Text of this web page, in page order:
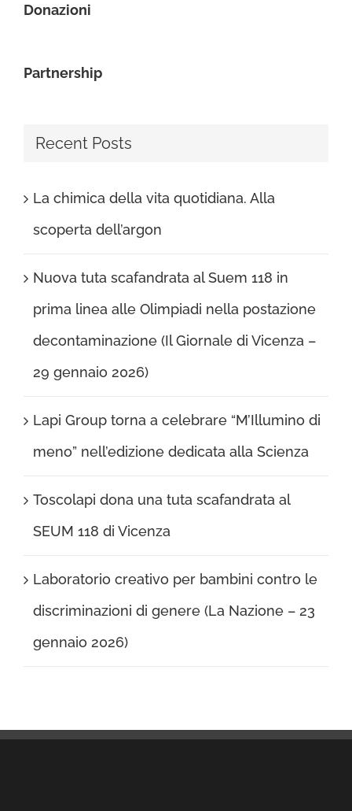
Donazioni
Partnership
Recent Posts
La chimica della vita quotidiana. Alla
scoperta dell’argon
Nuova tuta scafandrata al Suem 118 in
prima linea alle Olimpiadi nella postazione
decontaminazione (Il Giornale di Vicenza –
29 gennaio 2026)
Lapi Group torna a celebrare “M’Illumino di
meno” nell’edizione dedicata alla Scienza
Toscolapi dona una tuta scafandrata al
SEUM 118 di Vicenza
Laboratorio creativo per bambini contro le
discriminazioni di genere (La Nazione – 23
gennaio 2026)